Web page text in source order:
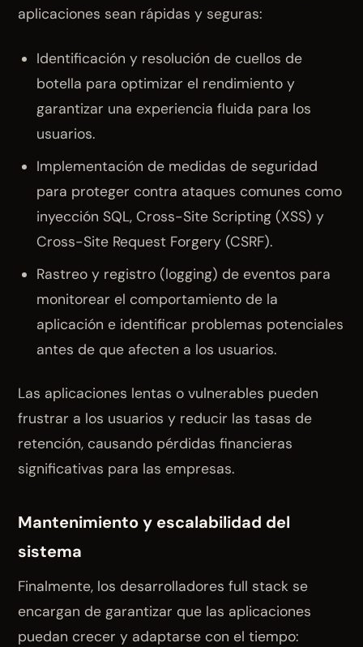
aplicaciones sean rápidas y seguras:
Identificación y resolución de cuellos de
botella para optimizar el rendimiento y
garantizar una experiencia fluida para los
usuarios.
Implementación de medidas de seguridad
para proteger contra ataques comunes como
inyección SQL, Cross-Site Scripting (XSS) y
Cross-Site Request Forgery (CSRF).
Rastreo y registro (logging) de eventos para
monitorear el comportamiento de la
aplicación e identificar problemas potenciales
antes de que afecten a los usuarios.
Las aplicaciones lentas o vulnerables pueden
frustrar a los usuarios y reducir las tasas de
retención, causando pérdidas financieras
significativas para las empresas.
Mantenimiento y escalabilidad del
sistema
Finalmente, los desarrolladores full stack se
encargan de garantizar que las aplicaciones
puedan crecer y adaptarse con el tiempo: